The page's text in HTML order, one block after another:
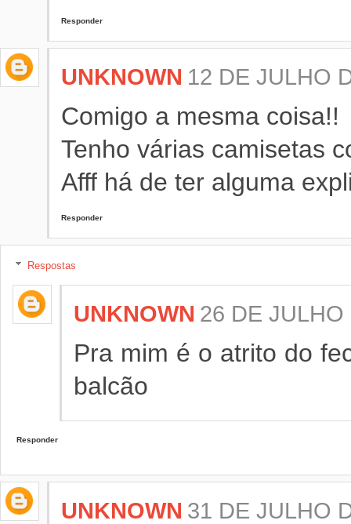
Responder
UNKNOWN 12 DE JULHO
Comigo a mesma coisa!!
Tenho várias camisetas
Afff há de ter alguma
Responder
Respostas
UNKNOWN 26 DE
Pra mim é o atrito do
balcão
Responder
UNKNOWN 31 DE JULHO